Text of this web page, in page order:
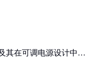
其在可调电源设计中的